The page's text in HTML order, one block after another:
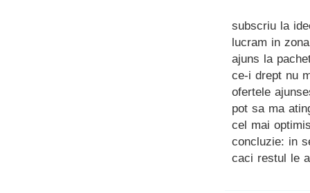
subscriu la
lucram in
ajuns la
ce-i drept nu
ofertele
pot sa ma
cel mai
concluzie: in
caci restul le